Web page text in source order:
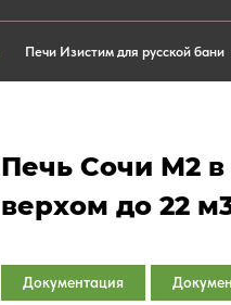
Печи Изистим для русской бани
Печь Сочи М2
верхом до 22
Документация